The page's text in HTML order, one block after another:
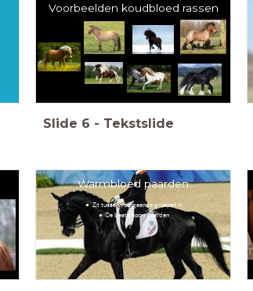
Voorbeelden koudbloed rassen
Slide 6 - Tekstslide
Warmbloed paarden
Zit tussen voorgaande groepen in
De beste sport paarden